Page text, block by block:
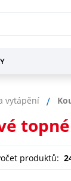
vytápění
produktů: